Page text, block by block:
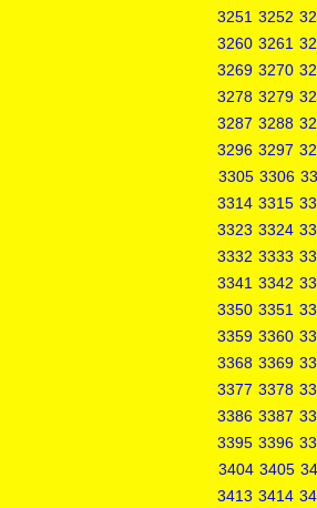
3251 3252
3260 3261
3269 3270
3278 3279
3287 3288
3296 3297
3305 3306
3314 3315
3323 3324
3332 3333
3341 3342
3350 3351
3359 3360
3368 3369
3377 3378
3386 3387
3395 3396
3404 3405
3413 3414